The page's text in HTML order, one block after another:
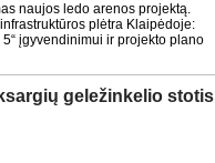
naujos ledo arenos projektą.
plėtra Klaipėdoje:
įgyvendinimui ir projekto plano
geležinkelio stotis